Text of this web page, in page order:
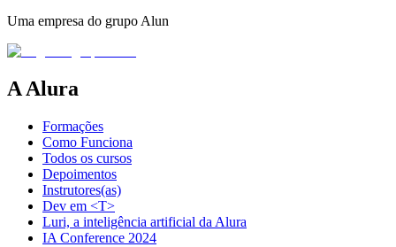
Uma empresa do grupo Alun
A Alura
Formações
Como Funciona
Todos os cursos
Depoimentos
Instrutores(as)
Dev em <T>
Luri, a inteligência artificial da Alura
IA Conference 2024